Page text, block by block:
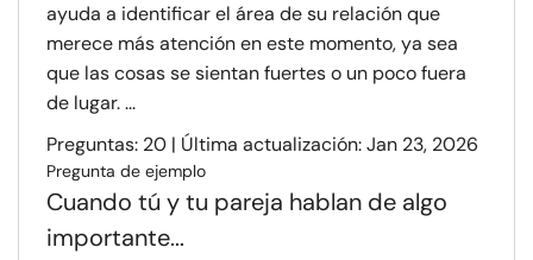
ayuda a identificar el área de su relación que
merece más atención en este momento, ya sea
que las cosas se sientan fuertes o un poco fuera
de lugar. ...
Preguntas: 20 | Última actualización: Jan 23, 2026
Pregunta de ejemplo
Cuando tú y tu pareja hablan de algo
importante...